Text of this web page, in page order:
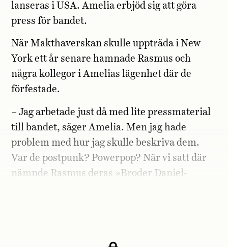
lanseras i USA. Amelia erbjöd sig att göra
press för bandet.
När Makthaverskan skulle uppträda i New
York ett år senare hamnade Rasmus och
några kollegor i Amelias lägenhet där de
förfestade.
– Jag arbetade just då med lite pressmaterial
till bandet, säger Amelia. Men jag hade
problem med hur jag skulle beskriva dem.
Var de postpunk? Powerpop? När vi satt där
nämnde Rasmus deras »Broder Daniel-